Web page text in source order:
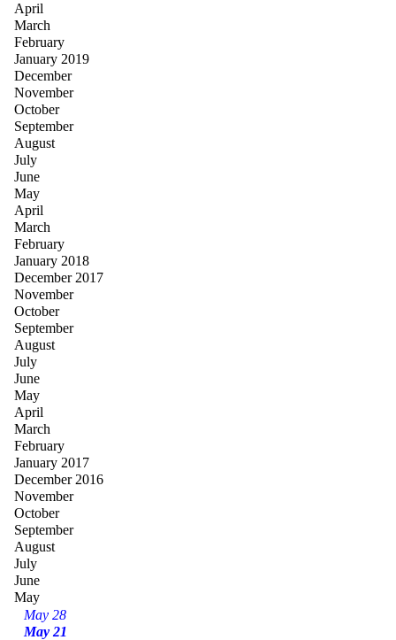
April
March
February
January 2019
December
November
October
September
August
July
June
May
April
March
February
January 2018
December 2017
November
October
September
August
July
June
May
April
March
February
January 2017
December 2016
November
October
September
August
July
June
May
May 28
May 21